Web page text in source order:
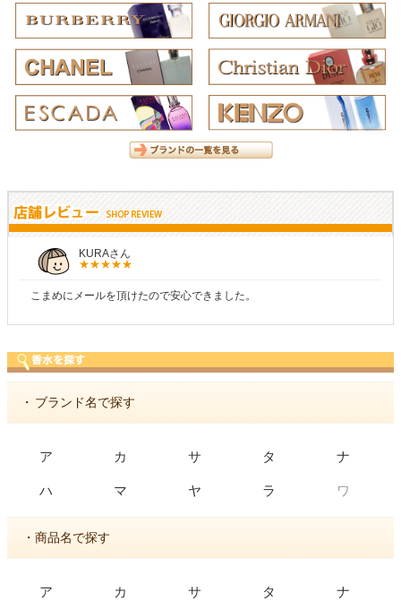
KURAさん
こまめにメールを頂けたので安心できました。
・ ブランド名で探す
ア カ サ タ ナ
ハ マ ヤ ラ ワ
・商品名で探す
ア カ サ タ ナ